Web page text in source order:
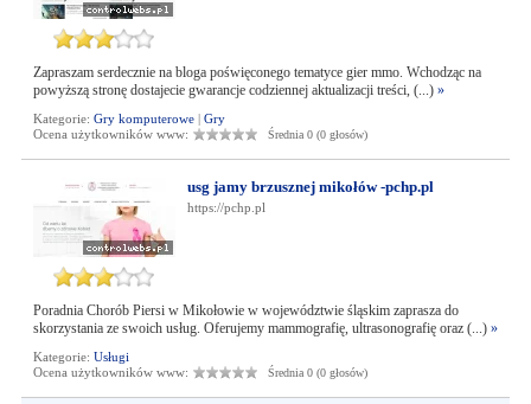
Zapraszam serdecznie na bloga poświęconego tematyce gier mmo. Wchodząc na
powyższą stronę dostajecie gwarancje codziennej aktualizacji treści, (...) »
Kategorie: Gry komputerowe| Gry
Ocena użytkowników www:
Średnia 0 (0 głosów)
usg jamy brzusznej mikołów -pchp.pl
https://pchp.pl
Poradnia Chorób Piersi w Mikołowie w województwie śląskim zaprasza do
skorzystania ze swoich usług. Oferujemy mammografię, ultrasonografię oraz (...) »
Kategorie: Usługi
Ocena użytkowników www:
Średnia 0 (0 głosów)